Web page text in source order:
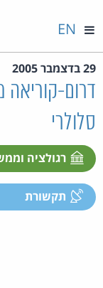
EN
29 בדצמבר 2005
דרום-
סלולרי
רגולציה
תקשורת